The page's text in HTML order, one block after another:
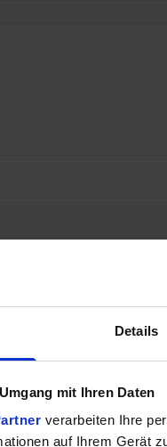
Details
mit Ihren Daten
verarbeiten Ihre
auf Ihrem Gerät